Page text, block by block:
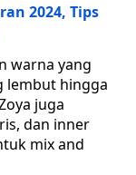
2024, Tips
warna yang
lembut hingga
juga
dan inner
mix and